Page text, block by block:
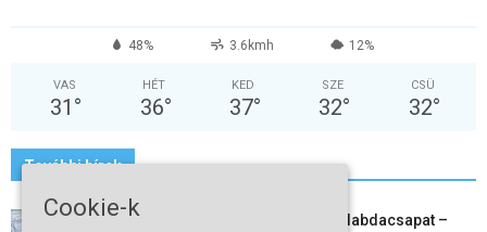
48% 3.6kmh 12%
VAS
31 °
HÉT
36°
KED
37°
SZE
32°
CSÜ
32°
További hírek
Megszűnt a kiskőrösi női kézilabdacsapat –
Cookie-k